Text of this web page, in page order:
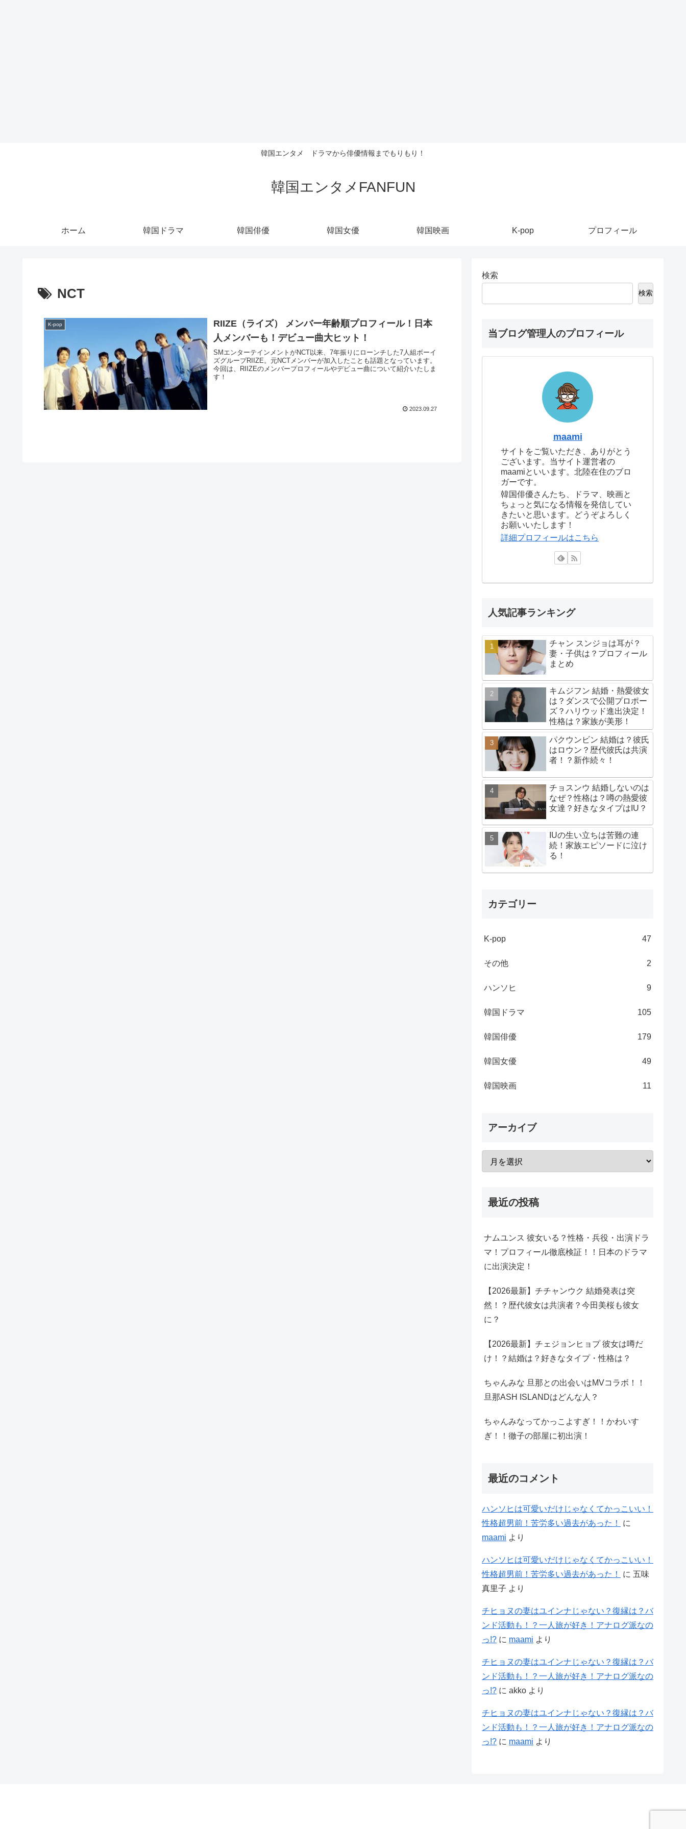
韓国エンタメ ドラマから俳優情報までもりもり！
韓国エンタメFANFUN
ホーム 韓国ドラマ 韓国俳優 韓国女優 韓国映画 K-pop プロフィール
NCT
K-pop
RIIZE（ライズ） メンバー年齢順プロフィール！日本
人メンバーも！デビュー曲大ヒット！
SMエンターテインメントがNCT以来、7年振りにローンチした7人組ボーイ
ズグループRIIZE。元NCTメンバーが加入したことも話題となっています。
今回は、RIIZEのメンバープロフィールやデビュー曲について紹介いたしま
す！
2023.09.27
検索
検索
当ブログ管理人のプロフィール
maami
サイトをご覧いただき、ありがとう
ございます。当サイト運営者の
maamiといいます。北陸在住のブロ
ガーです。
韓国俳優さんたち、ドラマ、映画と
ちょっと気になる情報を発信してい
きたいと思います。どうぞよろしく
お願いいたします！
詳細プロフィールはこちら
人気記事ランキング
チャン スンジョは耳が？
妻・子供は？プロフィール
まとめ
キムジフン 結婚・熱愛彼女
は？ダンスで公開プロポー
ズ？ハリウッド進出決定！
性格は？家族が美形！
パクウンビン 結婚は？彼氏
はロウン？歴代彼氏は共演
者！？新作続々！
チョスンウ 結婚しないのは
なぜ？性格は？噂の熱愛彼
女達？好きなタイプはIU？
IUの生い立ちは苦難の連
続！家族エピソードに泣け
る！
カテゴリー
K-pop 47
その他 2
ハンソヒ 9
韓国ドラマ 105
韓国俳優 179
韓国女優 49
韓国映画 11
アーカイブ
最近の投稿
ナムユンス 彼女いる？性格・兵役・出演ドラ
マ！プロフィール徹底検証！！日本のドラマ
に出演決定！
【2026最新】チチャンウク 結婚発表は突
然！？歴代彼女は共演者？今田美桜も彼女
に？
【2026最新】チェジョンヒョプ 彼女は噂だ
け！？結婚は？好きなタイプ・性格は？
ちゃんみな 旦那との出会いはMVコラボ！！
旦那ASH ISLANDはどんな人？
ちゃんみなってかっこよすぎ！！かわいす
ぎ！！徹子の部屋に初出演！
最近のコメント
ハンソヒは可愛いだけじゃなくてかっこいい！
性格超男前！苦労多い過去があった！
に
maami より
ハンソヒは可愛いだけじゃなくてかっこいい！
性格超男前！苦労多い過去があった！
に 五味
真里子 より
チヒョヌの妻はユインナじゃない？復縁は？バ
ンド活動も！？一人旅が好き！アナログ派なの
っ!? に maami より
チヒョヌの妻はユインナじゃない？復縁は？バ
ンド活動も！？一人旅が好き！アナログ派なの
っ!? に akko より
チヒョヌの妻はユインナじゃない？復縁は？バ
ンド活動も！？一人旅が好き！アナログ派なの
っ!? に maami より